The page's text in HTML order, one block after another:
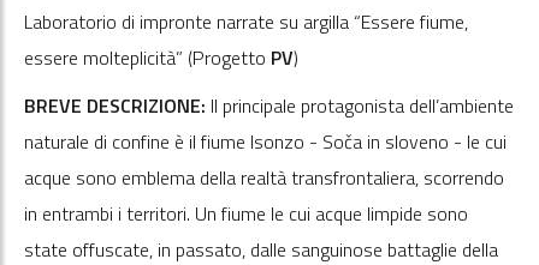
Laboratorio di impronte narrate su argilla “Essere fiume,
essere molteplicità” (Progetto PV)
BREVE DESCRIZIONE: Il principale protagonista dell’ambiente
naturale di confine è il fiume Isonzo - Soča in sloveno - le cui
acque sono emblema della realtà transfrontaliera, scorrendo
in entrambi i territori. Un fiume le cui acque limpide sono
state offuscate, in passato, dalle sanguinose battaglie della